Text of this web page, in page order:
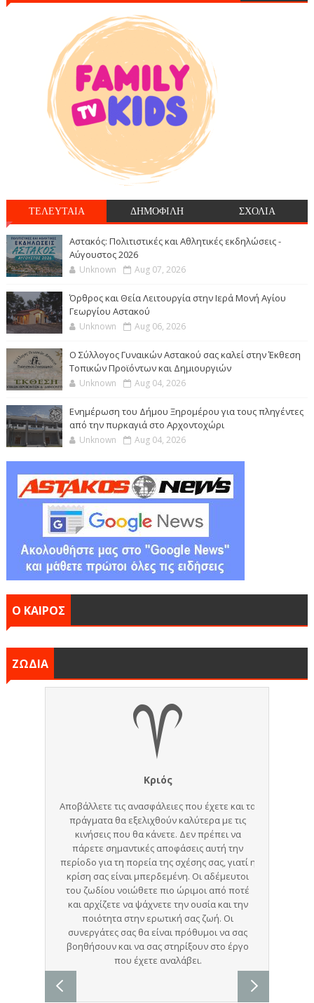
ΤΕΛΕΥΤΑΙΑ ΔΗΜΟΦΙΛΗ ΣΧΟΛΙΑ
Αστακός: Πολιτιστικές και Αθλητικές εκδηλώσεις -
Αύγουστος 2026
Unknown Aug 07, 2026
Όρθρος και Θεία Λειτουργία στην Ιερά Μονή Αγίου
Γεωργίου Αστακού
Unknown Aug 06, 2026
Ο Σύλλογος Γυναικών Αστακού σας καλεί στην Έκθεση
Τοπικών Προϊόντων και Δημιουργιών
Unknown Aug 04, 2026
Ενημέρωση του Δήμου Ξηρομέρου για τους πληγέντες
από την πυρκαγιά στο Αρχοντοχώρι
Unknown Aug 04, 2026
Ο ΚΑΙΡΟΣ
ΖΩΔΙΑ